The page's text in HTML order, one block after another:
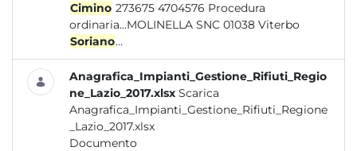
Cimino 273675 4704576 Procedura
ordinaria...MOLINELLA SNC 01038 Viterbo
Soriano...
Anagrafica_Impianti_Gestione_Rifiuti_Regio
ne_Lazio_2017.xlsx Scarica
Anagrafica_Impianti_Gestione_Rifiuti_Regione
_Lazio_2017.xlsx
Documento